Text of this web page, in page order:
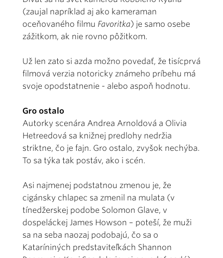
(zaujal napríklad aj ako kameraman
oceňovaného filmu Favoritka) je samo osebe
zážitkom, ak nie rovno pôžitkom.
Už len zato si azda možno povedať, že tisícprvá
filmová verzia notoricky známeho príbehu má
svoje opodstatnenie - alebo aspoň hodnotu.
Gro ostalo
Autorky scenára Andrea Arnoldová a Olivia
Hetreedová sa knižnej predlohy nedržia
striktne, čo je fajn. Gro ostalo, zvyšok nechýba.
To sa týka tak postáv, ako i scén.
Asi najmenej podstatnou zmenou je, že
cigánsky chlapec sa zmenil na mulata (v
tínedžerskej podobe Solomon Glave, v
dospeláckej James Howson – poteší, že muži
sa na seba naozaj podobajú, čo sa o
Kataríniných predstaviteľkách Shannon